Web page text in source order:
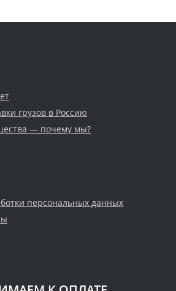
грузов в Россию
— почему мы?
персональных данных